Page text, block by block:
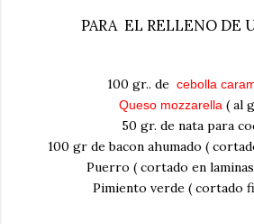
PARA EL RELLENO DE
100 gr.. de cebolla
Queso mozzarella ( al
50 gr. de nata para
100 gr de bacon ahumado (
Puerro ( cortado en
Pimiento verde ( cortado